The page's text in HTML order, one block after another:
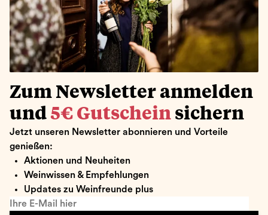
Zum Newsletter anmelden
und 5€ Gutschein sichern
Jetzt unseren Newsletter abonnieren und Vorteile
genießen:
Aktionen und Neuheiten
Weinwissen & Empfehlungen
Updates zu Weinfreunde plus
Ihre E-Mail hier